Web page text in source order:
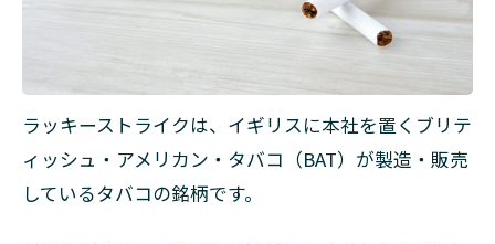
巻き
の銘
柄一
覧
2.1
オリ
ラッキーストライクは、イギリスに本社を置くブリテ
ィッシュ・アメリカン・タバコ（BAT）が製造・販売
しているタバコの銘柄です。